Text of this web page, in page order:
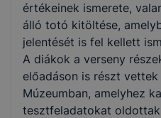
értékeinek ismerete,
álló totó kitöltése,
jelentését is fel kellett
A diákok a verseny
előadáson is részt vettek
Múzeumban, amelyhez
tesztfeladatokat